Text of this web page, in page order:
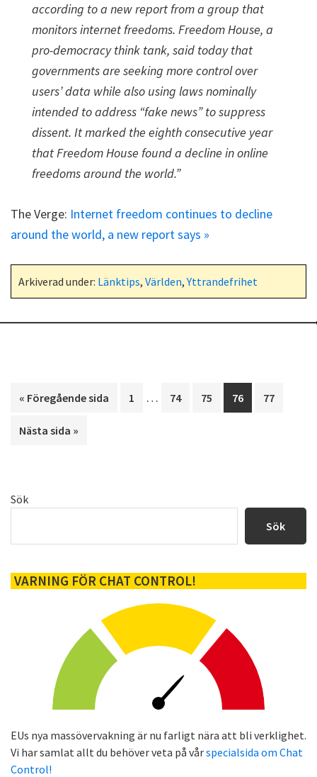
according to a new report from a group that
monitors internet freedoms. Freedom House, a
pro-democracy think tank, said today that
governments are seeking more control over
users’ data while also using laws nominally
intended to address “fake news” to suppress
dissent. It marked the eighth consecutive year
that Freedom House found a decline in online
freedoms around the world.”
The Verge: Internet freedom continues to decline
around the world, a new report says »
Arkiverad under: Länktips, Världen,Yttrandefrihet
« Go
Föregående sida Sida
1
Interimistiska
… Sida
74 Sida
75 Sida
76 Sida
77
Go
Nästa sida »
Primärt
Sök
Sök
VARNING FÖR CHAT CONTROL!
EUs nya massövervakning är nu farligt nära att bli verklighet.
Vi har samlat allt du behöver veta på vårspecialsida om Chat
Control!